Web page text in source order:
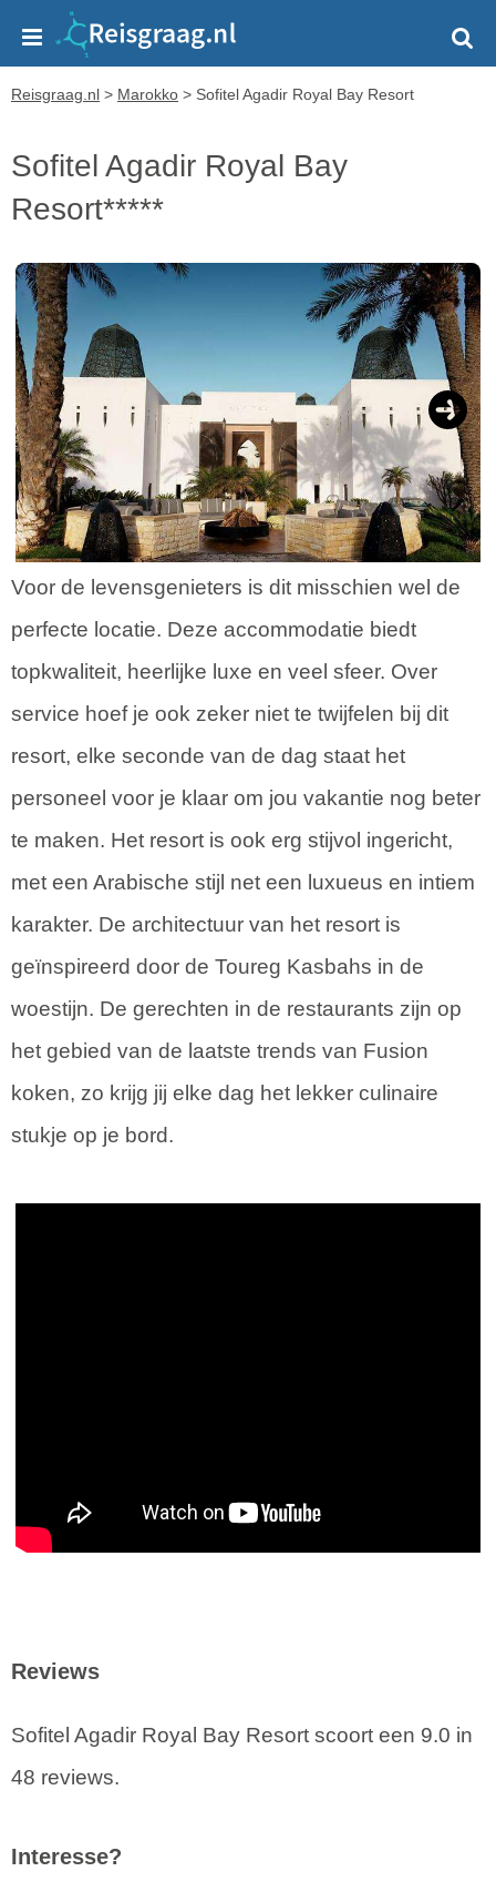
Reisgraag.nl > Marokko > Sofitel Agadir Royal Bay Resort
Sofitel Agadir Royal Bay
Resort*****
Next
Voor de levensgenieters is dit misschien wel de
perfecte locatie. Deze accommodatie biedt
topkwaliteit, heerlijke luxe en veel sfeer. Over
service hoef je ook zeker niet te twijfelen bij dit
resort, elke seconde van de dag staat het
personeel voor je klaar om jou vakantie nog beter
te maken. Het resort is ook erg stijvol ingericht,
met een Arabische stijl net een luxueus en intiem
karakter. De architectuur van het resort is
geïnspireerd door de Toureg Kasbahs in de
woestijn. De gerechten in de restaurants zijn op
het gebied van de laatste trends van Fusion
koken, zo krijg jij elke dag het lekker culinaire
stukje op je bord.
Reviews
Sofitel Agadir Royal Bay Resort scoort een 9.0 in
48 reviews.
Interesse?